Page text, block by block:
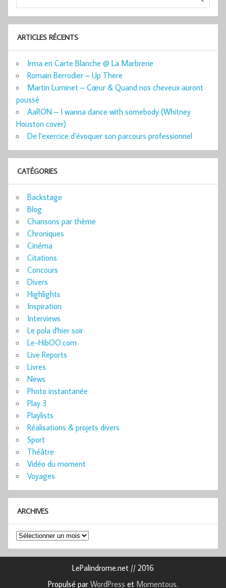
ARTICLES RÉCENTS
Irma en Carte Blanche @ La Marbrerie
Romain Berrodier – Up There
Martin Luminet – Cœur & Quand nos cheveux auront
poussé
AaRON – I wanna dance with somebody (Whitney
Houston cover)
De l’exercice d’évoquer son parcours professionnel
CATÉGORIES
Backstage
Blog
Chansons par thème
Chroniques
Cinéma
Citations
Concours
Divers
Highlights
Inspiration
Interviews
Le pola d'hier soir
Le-HibOO.com
Live Reports
Livres
News
Photo instantanée
Play 3
Playlists
Réalisations & projets divers
Sport
Théâtre
Vidéo du moment
Voyages
ARCHIVES
Archives
LePalindrome.net // 2016
Propulsé par WordPress et Momentous.